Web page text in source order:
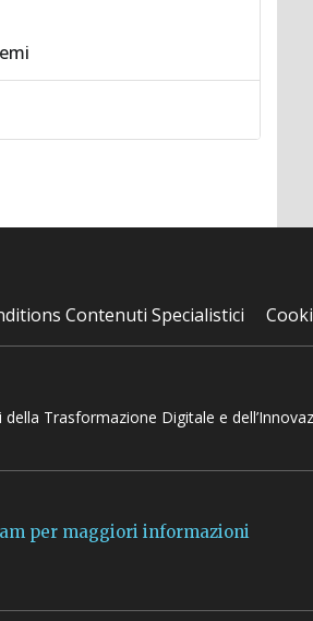
Contenuti Specialistici
Trasformazione Digitale e
per maggiori informazioni